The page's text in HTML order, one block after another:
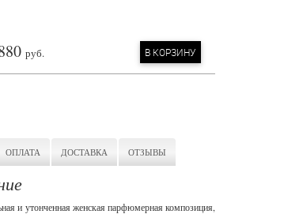
руб. В КОРЗИНУ
ОПЛАТА ДОСТАВКА ОТЗЫВЫ
и утонченная женская парфюмерная композиция,